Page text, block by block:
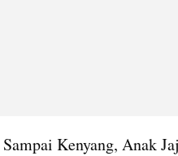
Kenyang, Anak